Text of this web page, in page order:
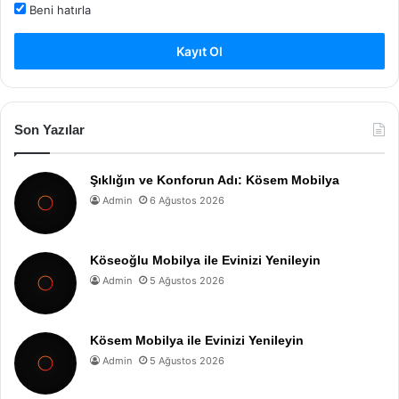
Beni hatırla
Kayıt Ol
Son Yazılar
Şıklığın ve Konforun Adı: Kösem Mobilya
Admin 6 Ağustos 2026
Köseoğlu Mobilya ile Evinizi Yenileyin
Admin 5 Ağustos 2026
Kösem Mobilya ile Evinizi Yenileyin
Admin 5 Ağustos 2026